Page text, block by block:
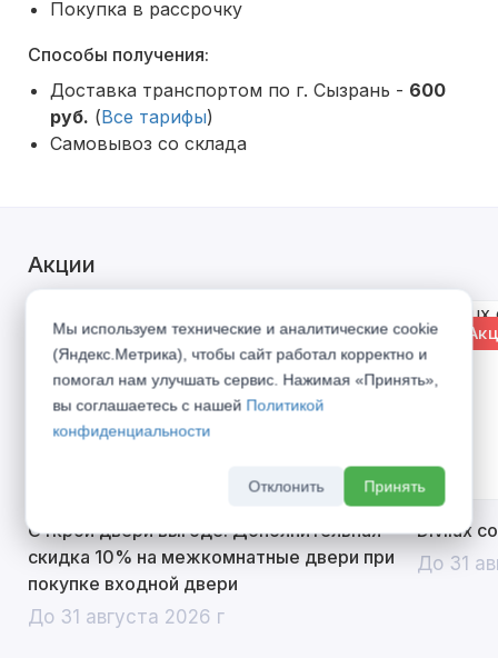
Покупка в рассрочку
Способы получения:
Доставка транспортом по г. Сызрань - 600
руб. (Все тарифы)
Самовывоз со склада
Акции
% Акция
Открой двери выгоде. Дополнительная
скидка 10% на межкомнатные двери при
покупке входной двери
До 31 августа 2026 г
%
Divilux
До 31
Мы используем технические и аналитические cookie
(Яндекс.Метрика), чтобы сайт работал корректно и
помогал нам улучшать сервис. Нажимая «Принять»,
вы соглашаетесь с нашей Политикой
конфиденциальности
Отклонить Принять